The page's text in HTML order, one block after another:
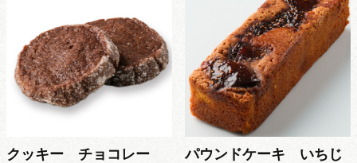
クッキー チョコレー
パウンドケーキ いちじ